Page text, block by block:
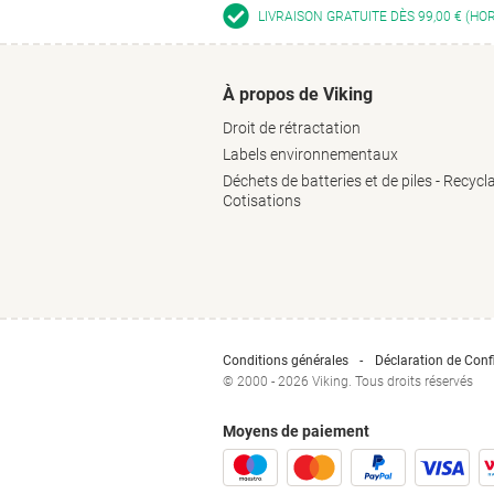
LIVRAISON GRATUITE DÈS 99,00 €
À propos de Viking
Droit de rétractation
Labels environnementaux
Déchets de batteries et de piles -
Cotisations
Conditions générales
Déclaration de
© 2000 - 2026 Viking. Tous droits réservés
Moyens de paiement